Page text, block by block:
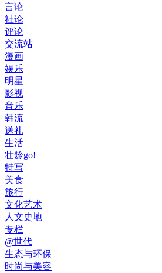
言论
社论
评论
交流站
漫画
娱乐
明星
影视
音乐
韩流
送礼
生活
壮龄go!
特写
美食
旅行
文化艺术
人文史地
专栏
@世代
生态与环保
时尚与美容